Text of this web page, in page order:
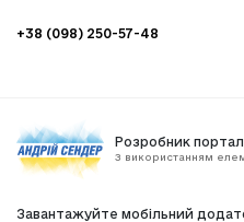
+38 (098) 250-57-48
Розробник
З використанням
Завантажуйте мобільний